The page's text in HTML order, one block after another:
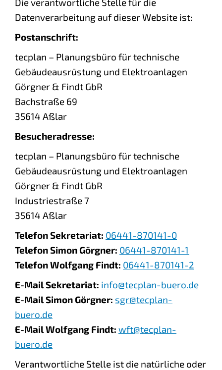
Datenverarbeitung auf dieser Website ist:
Postanschrift:
tecplan – Planungsbüro für technische
Gebäudeausrüstung und Elektroanlagen
Görgner & Findt GbR
Bachstraße 69
35614 Aßlar
Besucheradresse:
tecplan – Planungsbüro für technische
Gebäudeausrüstung und Elektroanlagen
Görgner & Findt GbR
Industriestraße 7
35614 Aßlar
Telefon Sekretariat: 06441-870141-0
Telefon Simon Görgner: 06441-870141-1
Telefon Wolfgang Findt: 06441-870141-2
E-Mail Sekretariat: info@tecplan-buero.de
E-Mail Simon Görgner: sgr@tecplan-
buero.de
E-Mail Wolfgang Findt: wft@tecplan-
buero.de
Verantwortliche Stelle ist die natürliche oder